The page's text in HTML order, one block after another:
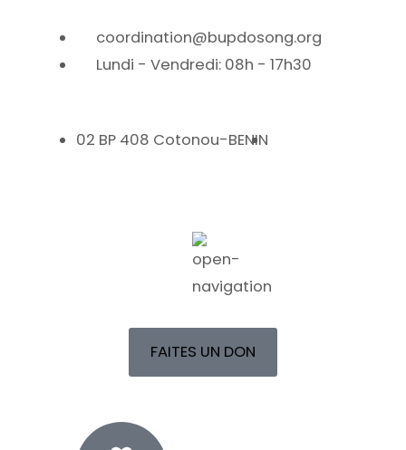
coordination@bupdosong.org
Lundi - Vendredi: 08h - 17h30
02 BP 408 Cotonou-BENIN
FAITES UN DON